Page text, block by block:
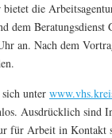
bietet die
dem
an. Nach dem
unter
Ausdrücklich sind
für Arbeit in Kontakt